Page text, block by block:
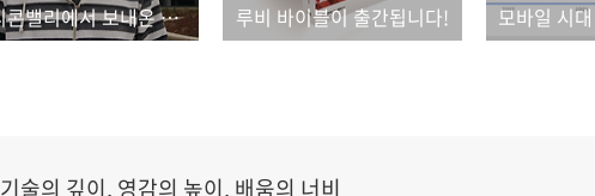
실리콘밸리에서 보내온 메시지 하나 루비 바이블이 출간됩니다!
기술의 깊이, 영감의 높이, 배움의 너비